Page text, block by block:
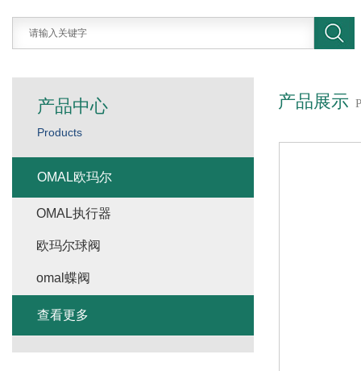
产品展示
产品中心
Products
OMAL欧玛尔
OMAL执行器
欧玛尔球阀
omal蝶阀
查看更多